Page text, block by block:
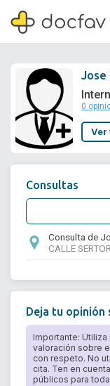
Jose
0
Ver
Consultas
Consulta de
CALLE
Deja tu
Importante:
valoración sobre
con respeto. No
cita. Ten en
públicos para